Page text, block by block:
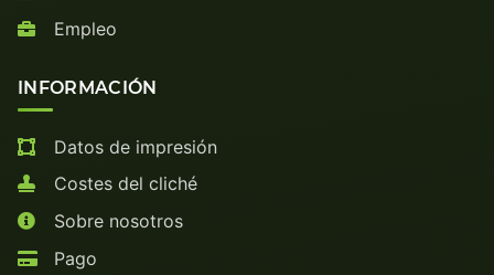
Empleo
INFORMACIÓN
Datos de impresión
Costes del cliché
Sobre nosotros
Pago